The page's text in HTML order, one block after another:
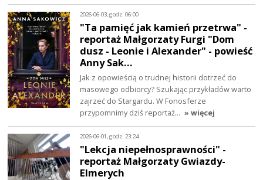
2026-06-03, godz. 06:00
"Ta pamięć jak kamień przetrwa" -
reportaż Małgorzaty Furgi "Dom
dusz - Leonie i Alexander" - powieść
Anny Sak…
Jak z opowieścią o trudnej historii dotrzeć do
masowego odbiorcy? Szukając przykładów warto
zajrzeć do Stargardu. W Fonosferze
przypomnimy dziś reportaż… » więcej
2026-06-01, godz. 23:24
"Lekcja niepełnosprawności" -
reportaż Małgorzaty Gwiazdy-
Elmerych